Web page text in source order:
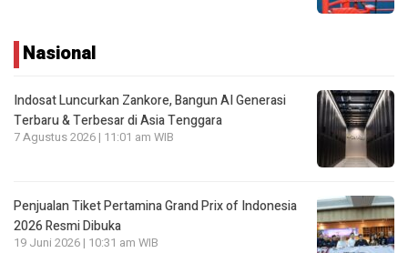
Nasional
Indosat Luncurkan Zankore, Bangun AI Generasi
Terbaru & Terbesar di Asia Tenggara
7 Agustus 2026 | 11:01 am WIB
Penjualan Tiket Pertamina Grand Prix of Indonesia
2026 Resmi Dibuka
19 Juni 2026 | 10:31 am WIB